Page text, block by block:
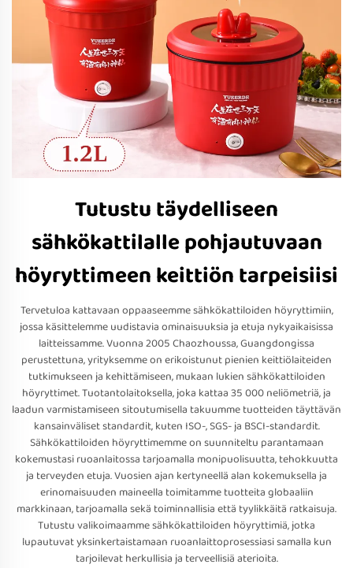
Tutustu täydelliseen
sähkökattilalle pohjautuvaan
höyryttimeen keittiön tarpeisiisi
Tervetuloa kattavaan oppaaseemme sähkökattiloiden höyryttimiin,
jossa käsittelemme uudistavia ominaisuuksia ja etuja nykyaikaisissa
laitteissamme. Vuonna 2005 Chaozhoussa, Guangdongissa
perustettuna, yrityksemme on erikoistunut pienien keittiölaiteiden
tutkimukseen ja kehittämiseen, mukaan lukien sähkökattiloiden
höyryttimet. Tuotantolaitoksella, joka kattaa 35 000 neliömetriä, ja
laadun varmistamiseen sitoutumisella takuumme tuotteiden täyttävän
kansainväliset standardit, kuten ISO-, SGS- ja BSCI-standardit.
Sähkökattiloiden höyryttimemme on suunniteltu parantamaan
kokemustasi ruoanlaitossa tarjoamalla monipuolisuutta, tehokkuutta
ja terveyden etuja. Vuosien ajan kertyneellä alan kokemuksella ja
erinomaisuuden maineella toimitamme tuotteita globaaliin
markkinaan, tarjoamalla sekä toiminnallisia että tyylikkäitä ratkaisuja.
Tutustu valikoimaamme sähkökattiloiden höyryttimiä, jotka
lupautuvat yksinkertaistamaan ruoanlaittoprosessiasi samalla kun
tarjoilevat herkullisia ja terveellisiä aterioita.